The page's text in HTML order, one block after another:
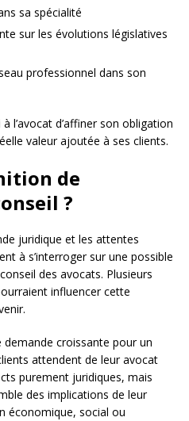
sa spécialité
sur les évolutions législatives
professionnel dans son
l’avocat d’affiner son obligation
valeur ajoutée à ses clients.
de
?
juridique et les attentes
à s’interroger sur une possible
des avocats. Plusieurs
influencer cette
demande croissante pour un
attendent de leur avocat
purement juridiques, mais
des implications de leur
économique, social ou